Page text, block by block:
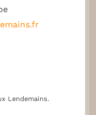
Lendemains.